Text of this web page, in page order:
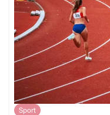
Sport